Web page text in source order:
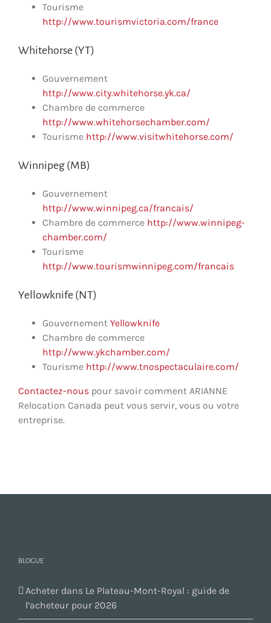
Tourisme
http://www.tourismvictoria.com/france
Whitehorse (YT)
Gouvernement
http://www.city.whitehorse.yk.ca/
Chambre de commerce
http://www.whitehorsechamber.com/
Tourisme http://www.visitwhitehorse.com/
Winnipeg (MB)
Gouvernement
http://www.winnipeg.ca/francais/
Chambre de commerce http://www.winnipeg-
chamber.com/
Tourisme
http://www.tourismwinnipeg.com/francais
Yellowknife (NT)
Gouvernement Yellowknife
Chambre de commerce
http://www.ykchamber.com/
Tourisme http://www.tnospectaculaire.com/
Contactez-nous pour savoir comment ARIANNE
Relocation Canada peut vous servir, vous ou votre
entreprise.
BLOGUE
Acheter dans Le Plateau-Mont-Royal : guide de
l’acheteur pour 2026